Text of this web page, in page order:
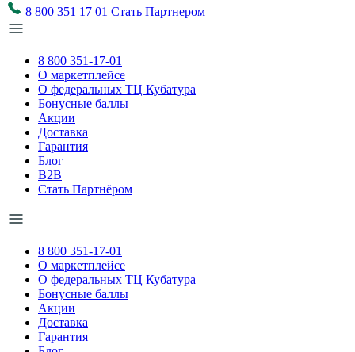
8 800 351 17 01 Стать Партнером
8 800 351-17-01
О маркетплейсе
О федеральных ТЦ Кубатура
Бонусные баллы
Акции
Доставка
Гарантия
Блог
B2B
Стать Партнёром
8 800 351-17-01
О маркетплейсе
О федеральных ТЦ Кубатура
Бонусные баллы
Акции
Доставка
Гарантия